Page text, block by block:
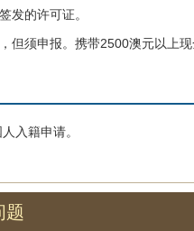
发的许可证。
须申报。携带2500澳元以上现
入籍申请。
题